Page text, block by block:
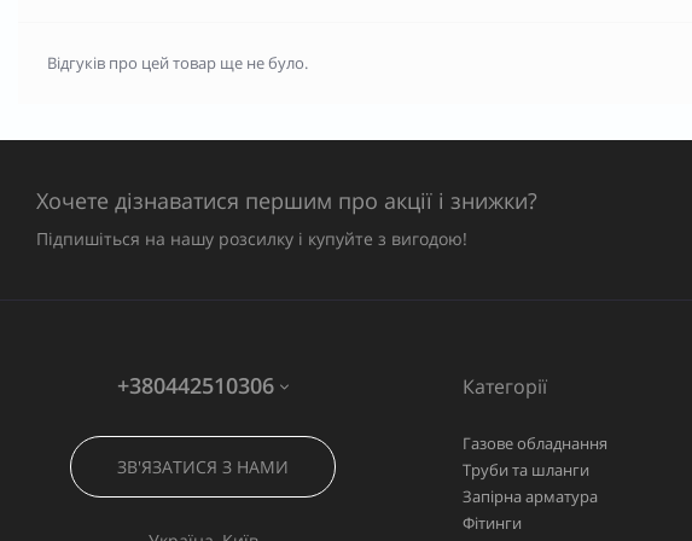
Відгуків про цей товар ще не було.
Хочете дізнаватися першим про акції і знижки?
Підпишіться на нашу розсилку і купуйте з вигодою!
+380442510306
ЗВ'ЯЗАТИСЯ З НАМИ
Категорії
Газове обладнання
Труби та шланги
Запірна арматура
Фітинги